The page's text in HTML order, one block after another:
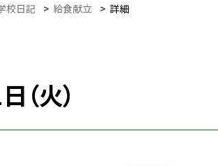
校日記 > 給食献立 > 詳細
（火）